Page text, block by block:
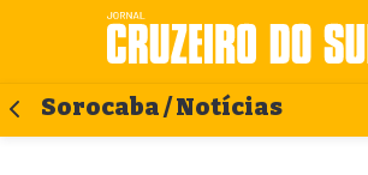
Sorocaba / Notícias